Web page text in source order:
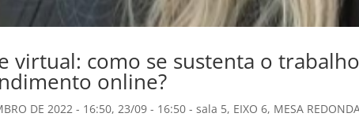
virtual: como se sustenta o
online?
DE 2022 - 16:50,23/09 - 16:50 - sala 5, EIXO 6, MESA